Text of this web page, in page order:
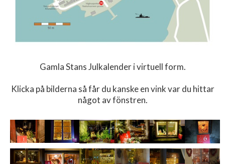
Gamla Stans Julkalender i virtuell form.
Klicka på bilderna så får du kanske en vink var du hittar
något av fönstren.